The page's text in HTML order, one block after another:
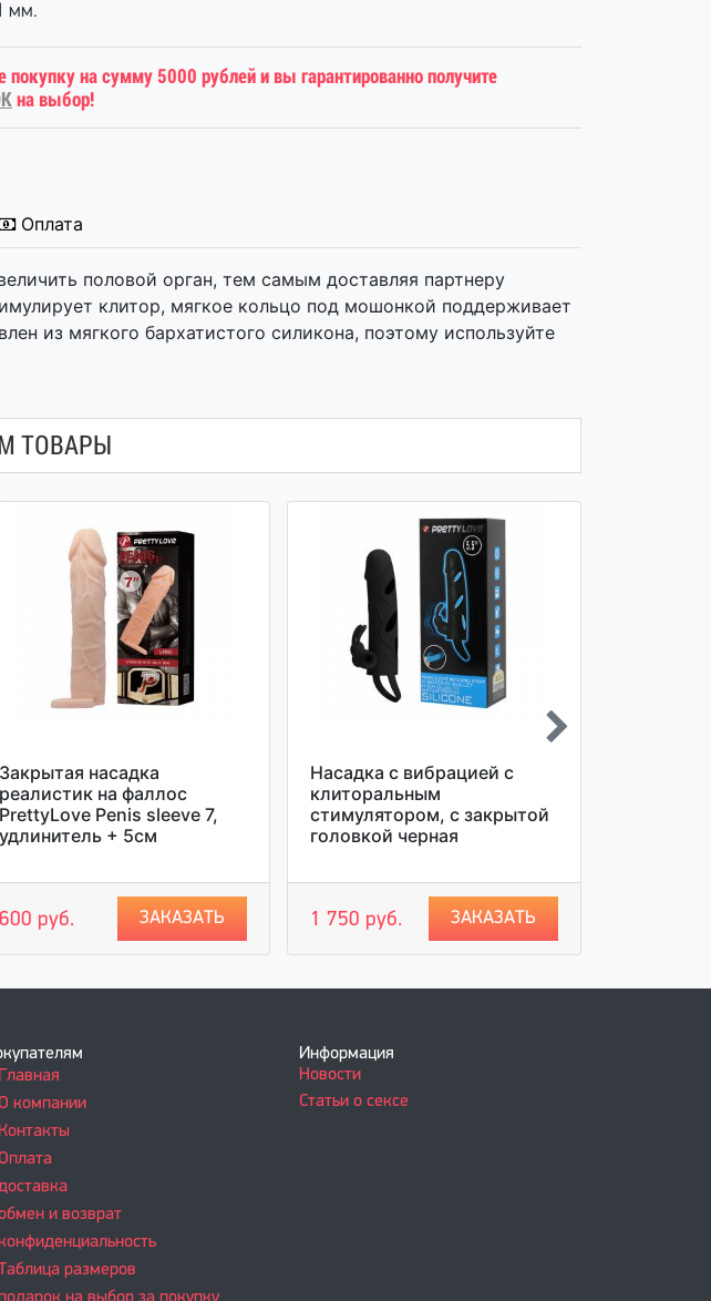
мм.
покупку на сумму 5000 рублей и вы гарантированно получите
на выбор!
Оплата
половой орган, тем самым доставляя партнеру
клитор, мягкое кольцо под мошонкой поддерживает
из мягкого бархатистого силикона, поэтому используйте
ТОВАРЫ
Закрытая насадка
реалистик на фаллос
PrettyLove Penis sleeve 7,
удлинитель + 5см
600 руб. ЗАКАЗАТЬ
Насадка с вибрацией с
клиторальным
стимулятором, с закрытой
головкой черная
1 750 руб. ЗАКАЗАТЬ
Главная
компании
Контакты
и возврат
размеров
Информация
Новости
Статьи о сексе